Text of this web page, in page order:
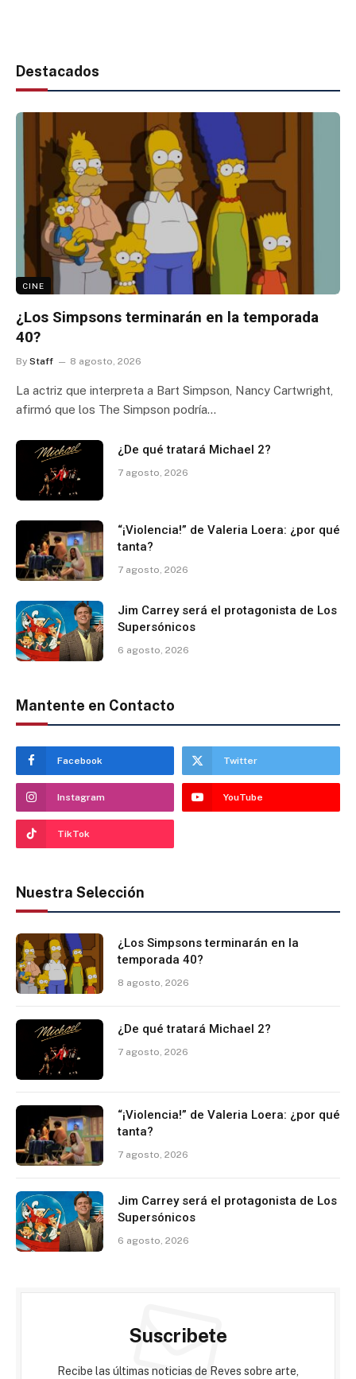
Destacados
CINE
¿Los Simpsons terminarán en la temporada
40?
By Staff 8 agosto, 2026
La actriz que interpreta a Bart Simpson, Nancy Cartwright,
afirmó que los The Simpson podría…
¿De qué tratará Michael 2?
7 agosto, 2026
“¡Violencia!” de Valeria Loera: ¿por qué
tanta?
7 agosto, 2026
Jim Carrey será el protagonista de Los
Supersónicos
6 agosto, 2026
Mantente en Contacto
Facebook Twitter
Instagram YouTube
TikTok
Nuestra Selección
¿Los Simpsons terminarán en la
temporada 40?
8 agosto, 2026
¿De qué tratará Michael 2?
7 agosto, 2026
“¡Violencia!” de Valeria Loera: ¿por qué
tanta?
7 agosto, 2026
Jim Carrey será el protagonista de Los
Supersónicos
6 agosto, 2026
Suscribete
Recibe las últimas noticias de Reves sobre arte,